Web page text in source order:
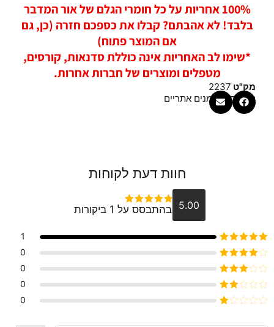
100% אחריות על כל חומרי הגלם של אור המדבר
בלבד! לא אהבתם? קבלו את כספכם חזרה (כן, גם
אם המוצר פתוח)
*שימו לב האחריות אינה כוללת סדנאות, קורסים,
מטפלים ומוצרים של חברות אחרות.
מק"ט 2237
קטגוריה שמנים אתריים
חוות דעת לקוחות
5.00 דורג5מתוך 5
בהתבסס על 1 ביקורות
דורג5מתוך 5
1
דורג4
מתוך 5
0
דורג 3
מתוך 5
0
דורג
2
0
0